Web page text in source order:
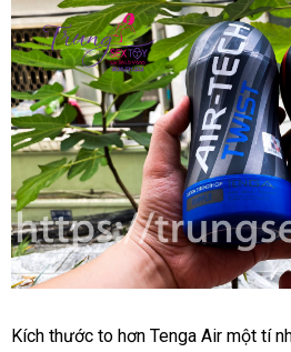
mãn
Kích thước to hơn Tenga Air một tí